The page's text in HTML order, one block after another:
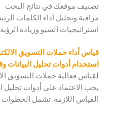
تصنيف موقعك في نتائج البحث
مراقبة وتحليل أداء الكلمات
استراتيجيات السيو وزيادة
قياس أداء حملات التسويق
استخدام أدوات تحليل البيانات
لقياس فعالية حملات التسويق
يجب الاعتماد على أدوات تحليل
القياس اللازمة. تشمل الخطوات